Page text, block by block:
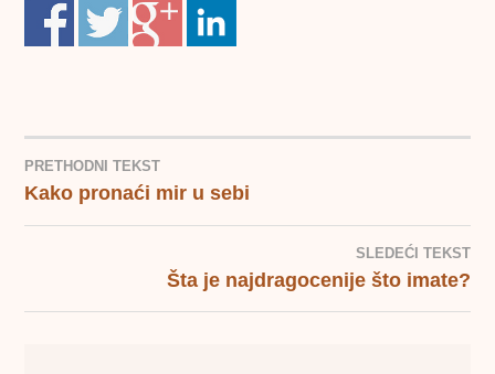
KRETANJE
PRETHODNI TEKST
Kako pronaći mir u sebi
SLEDEĆI TEKST
Šta je najdragocenije što imate?